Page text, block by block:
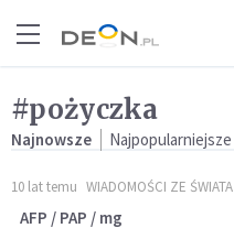
#pożyczka
Najnowsze Najpopularniejsze
10 lat temu WIADOMOŚCI ZE ŚWIATA
AFP / PAP / mg